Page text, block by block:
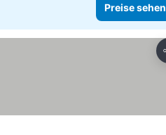
Preise sehen